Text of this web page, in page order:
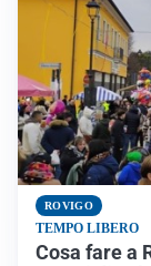
ROVIGO
TEMPO LIBERO
Cosa fare a